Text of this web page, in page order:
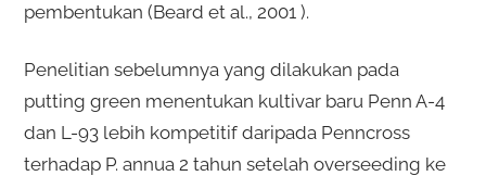
pembentukan (Beard et al., 2001 ).
Penelitian sebelumnya yang dilakukan pada
putting green menentukan kultivar baru Penn A-4
dan L-93 lebih kompetitif daripada Penncross
terhadap P. annua 2 tahun setelah overseeding ke